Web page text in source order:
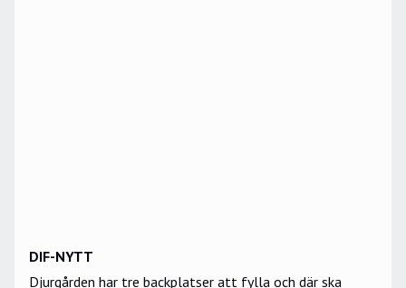
DIF-NYTT
Djurgården har tre backplatser att fylla och där ska